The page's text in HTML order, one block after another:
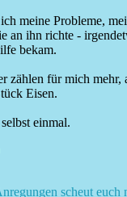
meine Probleme,
an ihn richte -
bekam.
zählen für mich mehr,
Eisen.
einmal.
scheut euch